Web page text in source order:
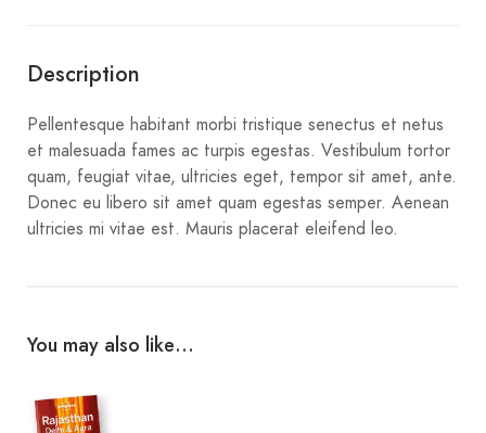
Description
Pellentesque habitant morbi tristique senectus et netus
et malesuada fames ac turpis egestas. Vestibulum tortor
quam, feugiat vitae, ultricies eget, tempor sit amet, ante.
Donec eu libero sit amet quam egestas semper. Aenean
ultricies mi vitae est. Mauris placerat eleifend leo.
You may also like…